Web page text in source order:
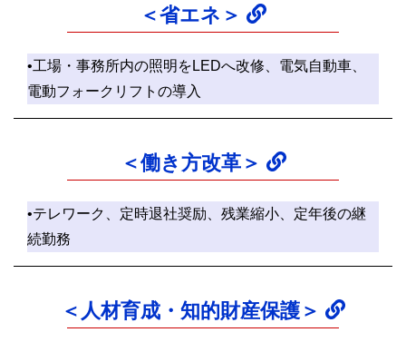
＜省エネ＞
•工場・事務所内の照明をLEDへ改修、電気自動車、
電動フォークリフトの導入
＜働き方改革＞
•テレワーク、定時退社奨励、残業縮小、定年後の継
続勤務
＜人材育成・知的財産保護＞